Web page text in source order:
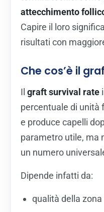
attecchimento
Capire il loro
risultati con
Che cos’è il
Il graft survival rate
percentuale di unità
e produce capelli
parametro utile, ma
un numero
Dipende infatti da:
qualità della